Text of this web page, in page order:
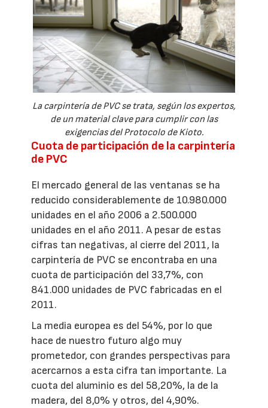
La carpintería de PVC se trata, según los expertos,
de un material clave para cumplir con las
exigencias del Protocolo de Kioto.
Cuota de participación de la carpintería
de PVC
El mercado general de las ventanas se ha
reducido considerablemente de 10.980.000
unidades en el año 2006 a 2.500.000
unidades en el año 2011. A pesar de estas
cifras tan negativas, al cierre del 2011, la
carpintería de PVC se encontraba en una
cuota de participación del 33,7%, con
841.000 unidades de PVC fabricadas en el
2011.
La media europea es del 54%, por lo que
hace de nuestro futuro algo muy
prometedor, con grandes perspectivas para
acercarnos a esta cifra tan importante. La
cuota del aluminio es del 58,20%, la de la
madera, del 8,0% y otros, del 4,90%.